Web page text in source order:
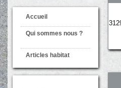
Accueil
Qui sommes nous ?
Articles habitat